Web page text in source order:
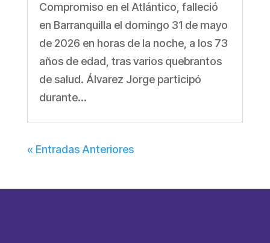
Compromiso en el Atlántico, falleció
en Barranquilla el domingo 31 de mayo
de 2026 en horas de la noche, a los 73
años de edad, tras varios quebrantos
de salud. Álvarez Jorge participó
durante...
« Entradas Anteriores